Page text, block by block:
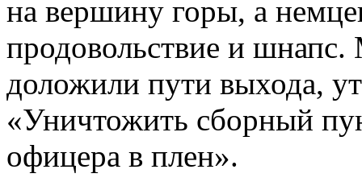
на вершину горы, а
продовольствие и
доложили пути выхода,
«Уничтожить сборный
офицера в плен».